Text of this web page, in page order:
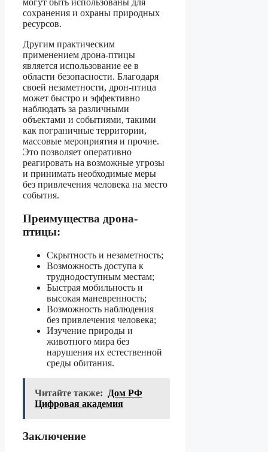
могут быть использованы для
сохранения и охраны природных
ресурсов.
Другим практическим
применением дрона-птицы
является использование ее в
области безопасности. Благодаря
своей незаметности, дрон-птица
может быстро и эффективно
наблюдать за различными
объектами и событиями, такими
как пограничные территории,
массовые мероприятия и прочие.
Это позволяет оперативно
реагировать на возможные угрозы
и принимать необходимые меры
без привлечения человека на место
события.
Преимущества дрона-
птицы:
Скрытность и незаметность;
Возможность доступа к
труднодоступным местам;
Быстрая мобильность и
высокая маневренность;
Возможность наблюдения
без привлечения человека;
Изучение природы и
животного мира без
нарушения их естественной
среды обитания.
Читайте также:
Дом РФ
Цифровая академия
Заключение